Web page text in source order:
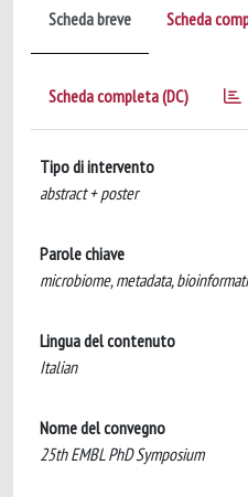
Scheda breve Scheda
Scheda completa (DC)
Tipo di intervento
abstract + poster
Parole chiave
microbiome, metadata,
Lingua del contenuto
Italian
Nome del convegno
25th EMBL PhD Symposium